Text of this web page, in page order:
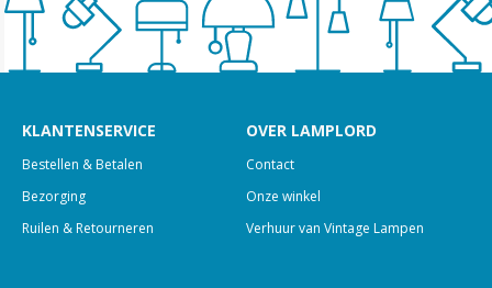
KLANTENSERVICE
Bestellen & Betalen
Bezorging
Ruilen & Retourneren
OVER LAMPLORD
Contact
Onze winkel
Verhuur van Vintage Lampen